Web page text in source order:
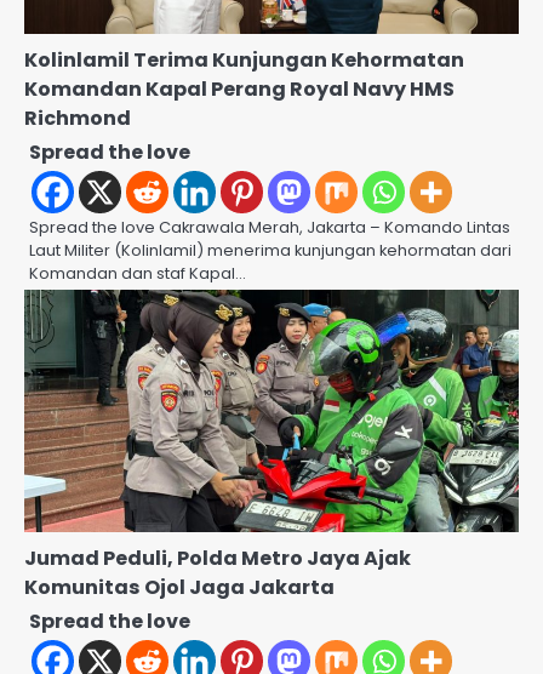
Kolinlamil Terima Kunjungan Kehormatan
Komandan Kapal Perang Royal Navy HMS
Richmond
Spread the love
Spread the love Cakrawala Merah, Jakarta – Komando Lintas
Laut Militer (Kolinlamil) menerima kunjungan kehormatan dari
Komandan dan staf Kapal…
Jumad Peduli, Polda Metro Jaya Ajak
Komunitas Ojol Jaga Jakarta
Spread the love